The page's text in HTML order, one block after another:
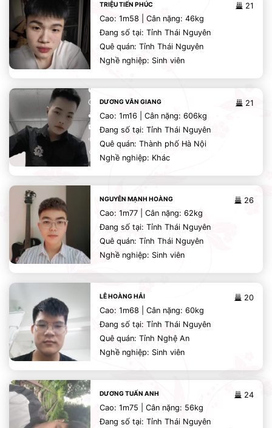
21
TRIỆU TIẾN PHÚC
Cao: 1m58 | Cân nặng: 46kg
Đang số tại: Tỉnh Thái Nguyên
Quê quán: Tỉnh Thái Nguyên
Nghề nghiệp: Sinh viên
21
DƯƠNG VĂN GIANG
Cao: 1m16 | Cân nặng: 606kg
Đang số tại: Tỉnh Thái Nguyên
Quê quán: Thành phố Hà Nội
Nghề nghiệp: Khác
26
NGUYỄN MẠNH HOÀNG
Cao: 1m77 | Cân nặng: 62kg
Đang số tại: Tỉnh Thái Nguyên
Quê quán: Tỉnh Thái Nguyên
Nghề nghiệp: Sinh viên
20
LÊ HOÀNG HẢI
Cao: 1m68 | Cân nặng: 60kg
Đang số tại: Tỉnh Thái Nguyên
Quê quán: Tỉnh Nghệ An
Nghề nghiệp: Sinh viên
24
DƯƠNG TUẤN ANH
Cao: 1m75 | Cân nặng: 56kg
Đang số tại: Tỉnh Thái Nguyên